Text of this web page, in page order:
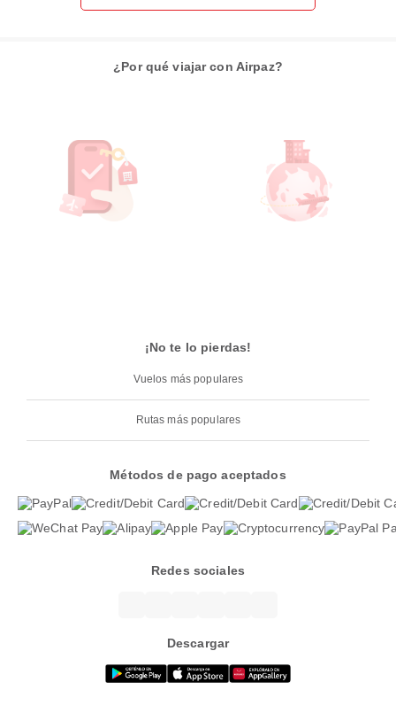
¿Por qué viajar con Airpaz?
¡No te lo pierdas!
Vuelos más populares
Rutas más populares
Métodos de pago aceptados
Redes sociales
Descargar